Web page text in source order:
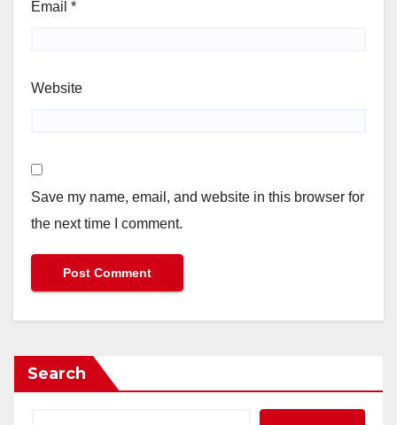
Email *
Website
Save my name, email, and website in this browser for
the next time I comment.
Search